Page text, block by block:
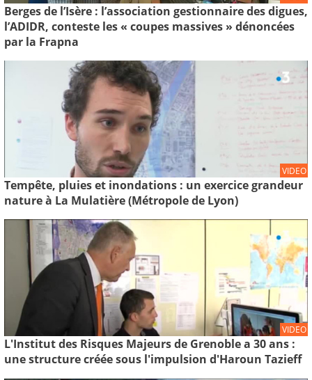
Berges de l’Isère : l’association gestionnaire des digues,
l’ADIDR, conteste les « coupes massives » dénoncées
par la Frapna
VIDEO
Tempête, pluies et inondations : un exercice grandeur
nature à La Mulatière (Métropole de Lyon)
VIDEO
L'Institut des Risques Majeurs de Grenoble a 30 ans :
une structure créée sous l'impulsion d'Haroun Tazieff